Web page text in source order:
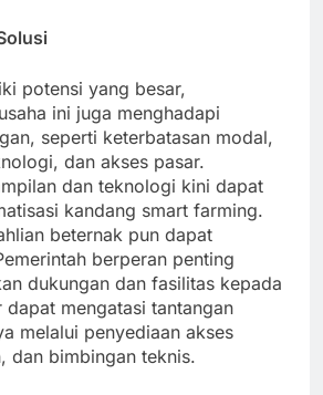
potensi yang besar,
ini juga menghadapi
seperti keterbatasan modal,
dan akses pasar.
dan teknologi kini dapat
kandang smart farming.
beternak pun dapat
berperan penting
dukungan dan fasilitas kepada
dapat mengatasi tantangan
melalui penyediaan akses
dan bimbingan teknis.